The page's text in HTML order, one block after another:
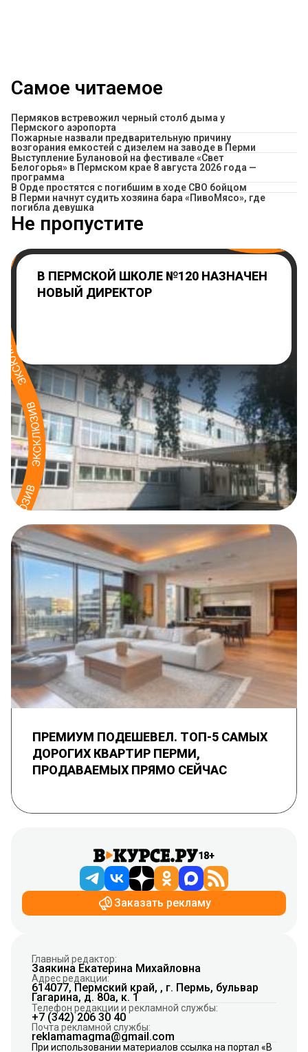
Самое читаемое
Пермяков встревожил черный столб дыма у
Пермского аэропорта
Пожарные назвали предварительную причину
возгорания емкостей с дизелем на заводе в Перми
Выступление Булановой на фестивале «Свет
Белогорья» в Пермском крае 8 августа 2026 года —
программа
В Орде простятся с погибшим в ходе СВО бойцом
​В Перми начнут судить хозяина бара «ПивоМясо», где
погибла девушка
Не пропустите
В ПЕРМСКОЙ ШКОЛЕ №120 НАЗНАЧЕН
НОВЫЙ ДИРЕКТОР
ПРЕМИУМ ПОДЕШЕВЕЛ. ТОП-5 САМЫХ
ДОРОГИХ КВАРТИР ПЕРМИ,
ПРОДАВАЕМЫХ ПРЯМО СЕЙЧАС
18+
Заказать рекламу
Главный редактор:
Заякина Екатерина Михайловна
Адрес редакции:
614077, Пермский край, , г. Пермь, бульвар
Гагарина, д. 80а, к. 1
Телефон редакции и рекламной службы:
+7 (342) 206 30 40
Почта рекламной службы:
reklamamagma@gmail.com
При использовании материалов ссылка на портал «В